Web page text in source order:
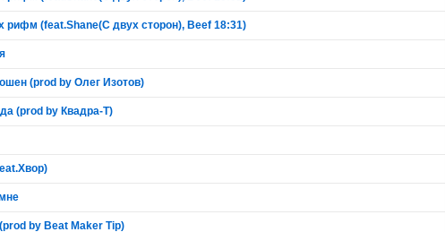
(feat.Shane(С двух сторон), Beef 18:31)
(prod by Олег Изотов)
(prod by Квадра-Т)
by Beat Maker Tip)